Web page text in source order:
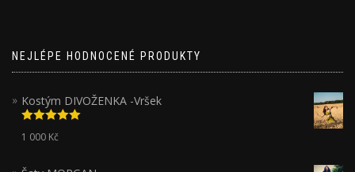
NEJLÉPE HODNOCENÉ PRODUKTY
Kostým DIVOŽENKA -Vršek
Hodnocení
5.00z 5
1 000 Kč